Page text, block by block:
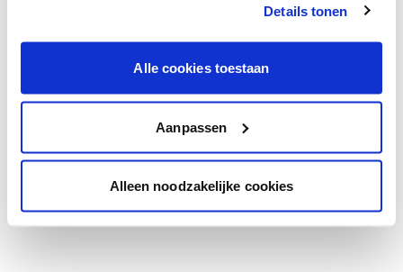
Details tonen
Alle cookies toestaan
Aanpassen
Alleen noodzakelijke cookies
Krijg kleuradvies op basis van de lichtinval
en je meubels.
Krijg ineens een technologische check-up